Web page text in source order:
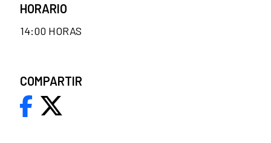
HORARIO
14:00 HORAS
COMPARTIR